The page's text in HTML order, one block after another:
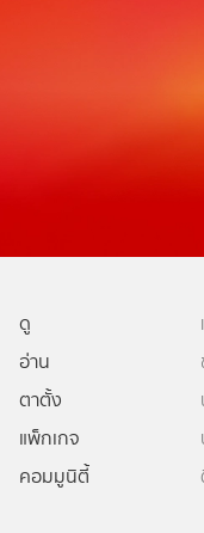
ดู
อ่าน
ตาตั้ง
แพ็กเกจ
คอมมูนิตี้